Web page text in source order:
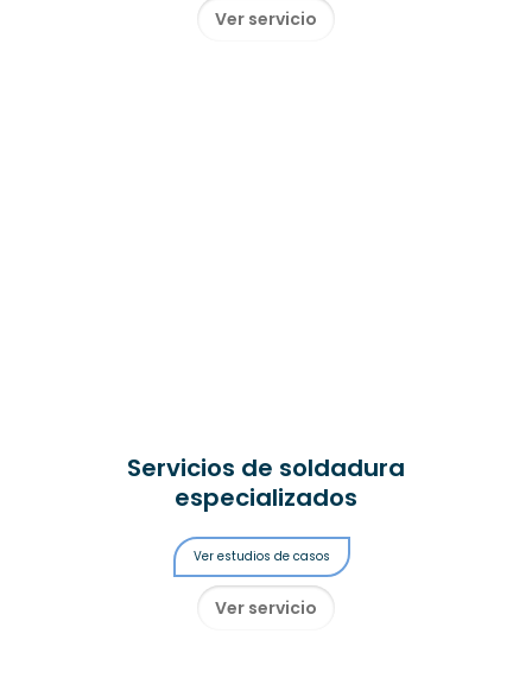
Ver servicio
Servicios de soldadura
especializados
Ver estudios de casos
Ver servicio